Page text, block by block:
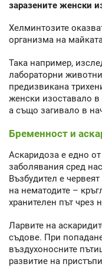
заразените женски
Хелминтозите
организма на
Така например,
лабораторни
предизвикана
женски изоставало в
а също загивало в
Бременност и
Аскаридоза е едно
заболявания сред
Възбудител е
на нематодите –
хранителен път чрез
Ларвите на
съдове. При
въздухоносните
развитие на